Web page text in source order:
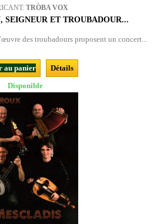
TRÒBA VOX
SEIGNEUR ET TROUBADOUR...
des troubadours proposent un concert...
au panier
Détails
Disponible